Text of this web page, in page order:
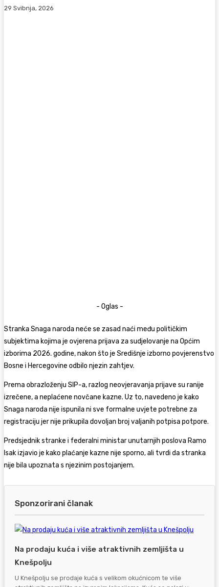
29 Svibnja, 2026
- Oglas -
Stranka Snaga naroda neće se zasad naći među političkim
subjektima kojima je ovjerena prijava za sudjelovanje na Općim
izborima 2026. godine, nakon što je Središnje izborno povjerenstvo
Bosne i Hercegovine odbilo njezin zahtjev.
Prema obrazloženju SIP-a, razlog neovjeravanja prijave su ranije
izrečene, a neplaćene novčane kazne. Uz to, navedeno je kako
Snaga naroda nije ispunila ni sve formalne uvjete potrebne za
registraciju jer nije prikupila dovoljan broj valjanih potpisa potpore.
Predsjednik stranke i federalni ministar unutarnjih poslova Ramo
Isakizjavio je kako plaćanje kazne nije sporno, ali tvrdi da stranka
nije bila upoznata s njezinim postojanjem.
Sponzorirani članak
Na prodaju kuća i više atraktivnih zemljišta u
Knešpolju
U Knešpolju se prodaje kuća s velikom okućnicom te više